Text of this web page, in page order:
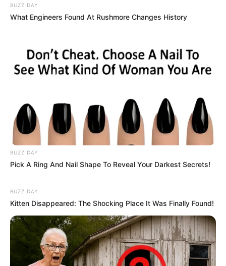
Balıqların yaddaşı ilə bağlı illərin mifi
təkzib edildi
SİYASƏT
“İsrailə dedik ki, etdiyiniz əməl doğru
deyil” -Hikmət Hacıyev detalları AÇDI
BUZZ DAY
What Engineers Found At Rushmore Changes History
BUZZ DAY
Pick A Ring And Nail Shape To Reveal Your Darkest Secrets!
BUZZ DAY
Kitten Disappeared: The Shocking Place It Was Finally Found!